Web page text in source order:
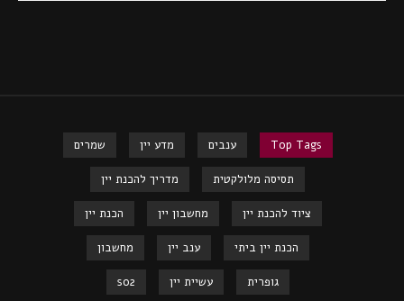
Top Tags ענבים מדע יין שמרים
תסיסה מלולקטית מדריך להכנת יין
ציוד להכנת יין מחשבון יין הכנת יין
הכנת יין ביתי ענב יין מחשבון
גופרית עשיית יין so2